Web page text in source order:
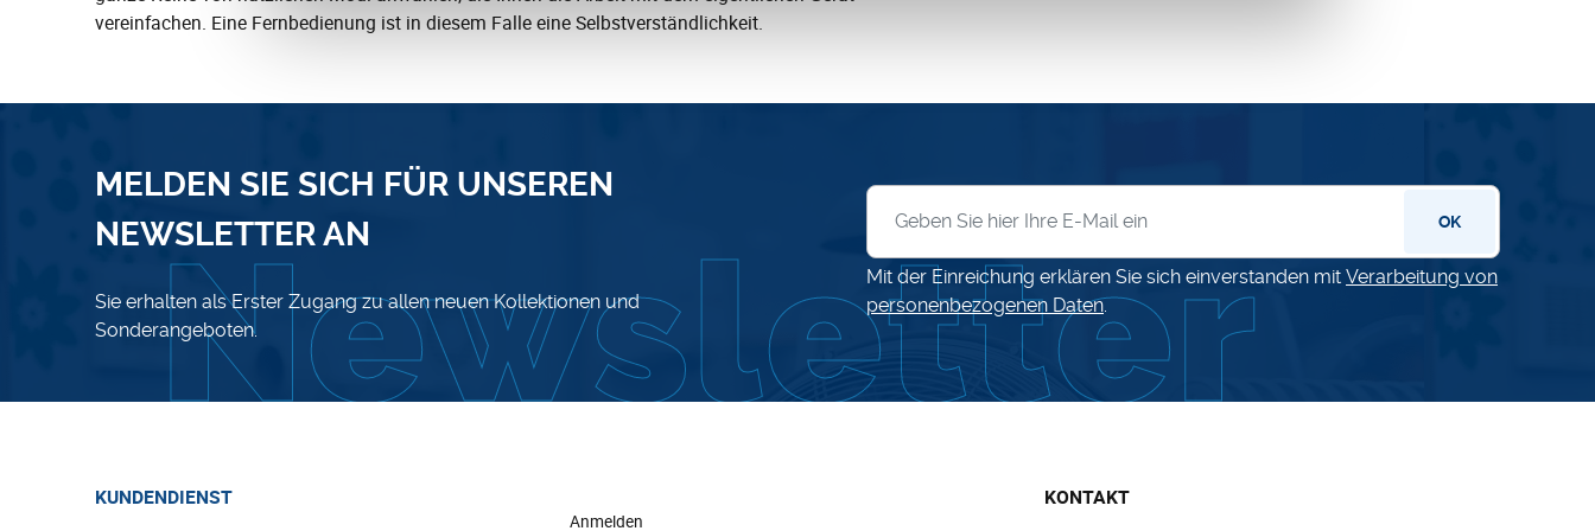
vereinfachen. Eine Fernbedienung ist in diesem Falle eine Selbstverständlichkeit.
MELDEN SIE SICH FÜR UNSEREN
NEWSLETTER AN
Sie erhalten als Erster Zugang zu allen neuen Kollektionen und
Sonderangeboten.
OK
Mit der Einreichung erklären Sie sich einverstanden mit Verarbeitung von
personenbezogenen Daten.
KUNDENDIENST
Anmelden
KONTAKT